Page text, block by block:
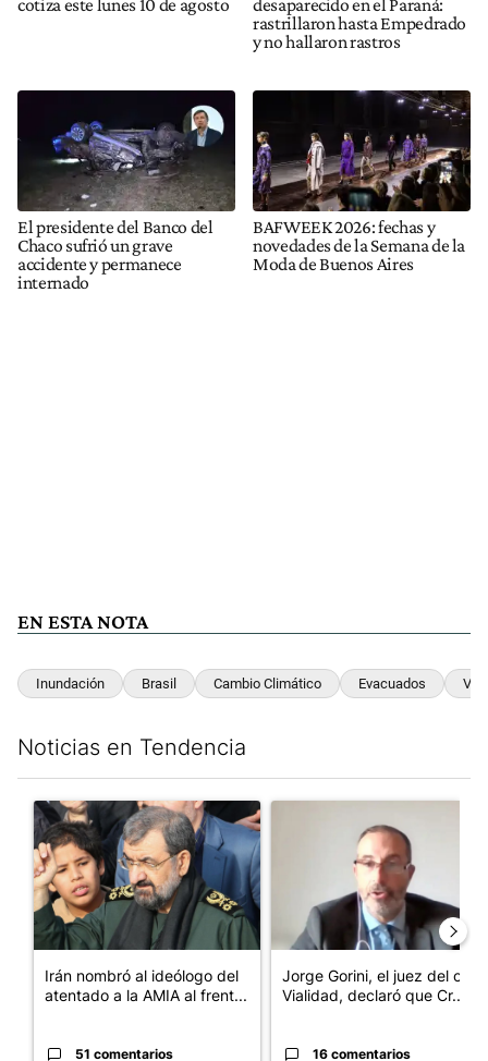
rastrillaron hasta Empedrado
y no hallaron rastros
El presidente del Banco del
Chaco sufrió un grave
accidente y permanece
internado
BAFWEEK 2026: fechas y
novedades de la Semana de la
Moda de Buenos Aires
EN ESTA NOTA
Inundación Brasil Cambio Climático Evacuados
Noticias en Tendencia
Un artículo de tendencia con el título "Irán nombró al ideólogo
Irán nombró al ideólogo del
atentado a la AMIA al frent...
51 comentarios
Jorge Gorini, el juez del caso
Vialidad, declaró que Cr...
16 comentarios